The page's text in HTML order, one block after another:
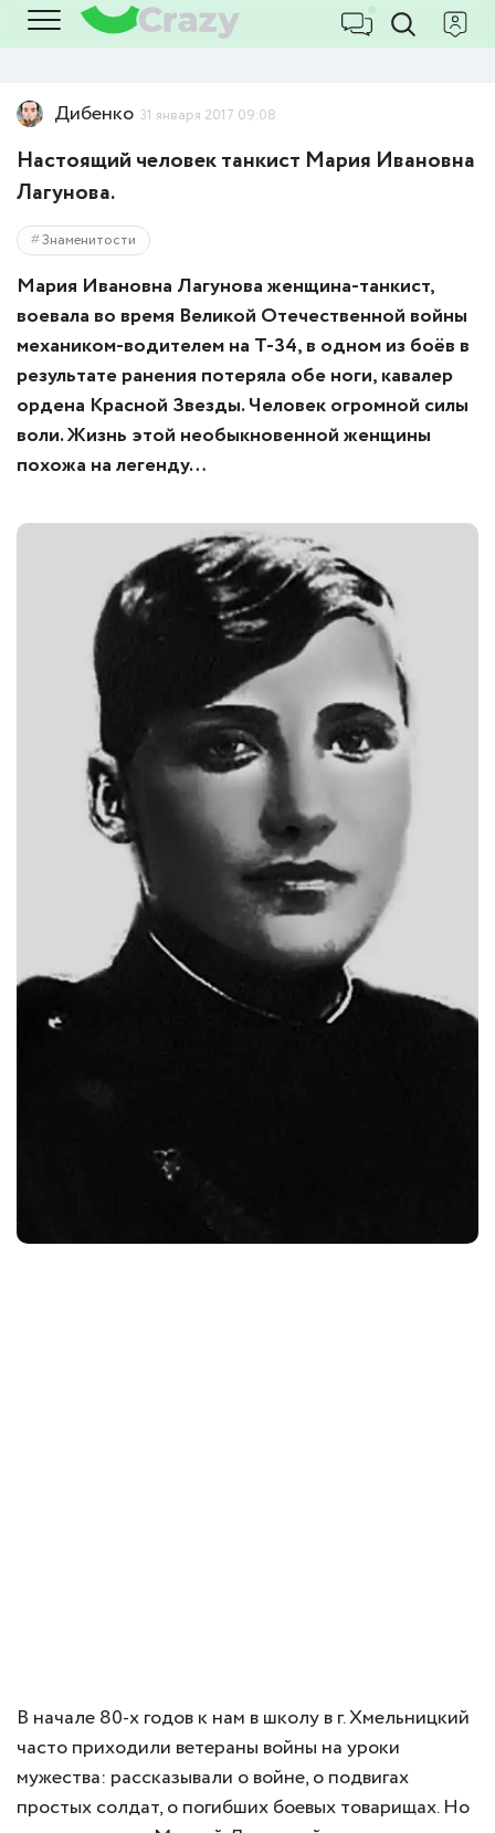
Дибенко 31 января 2017 09:08
Настоящий человек танкист Мария Ивановна
Лагунова.
Знаменитости
Мария Ивановна Лагунова женщина-танкист,
воевала во время Великой Отечественной войны
механиком-водителем на Т-34, в одном из боёв в
результате ранения потеряла обе ноги, кавалер
ордена Красной Звезды. Человек огромной силы
воли. Жизнь этой необыкновенной женщины
похожа на легенду…
В начале 80-х годов к нам в школу в г. Хмельницкий
часто приходили ветераны войны на уроки
мужества: рассказывали о войне, о подвигах
простых солдат, о погибших боевых товарищах. Но